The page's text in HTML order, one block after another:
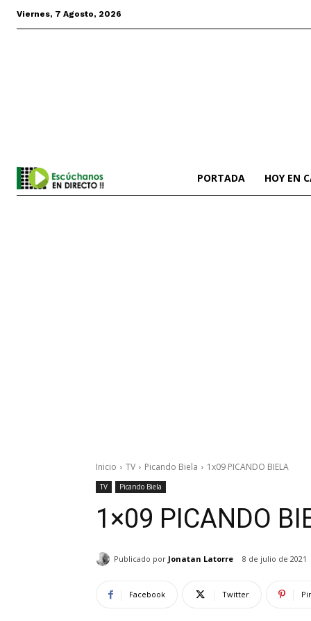
Viernes, 7 Agosto, 2026
PORTADA HOY EN
Inicio TV Picando Biela 1x09 PICANDO BIELA
TV Picando Biela
1×09 PICANDO
Publicado por Jonatan Latorre 8 de julio de 2021
Facebook Twitter